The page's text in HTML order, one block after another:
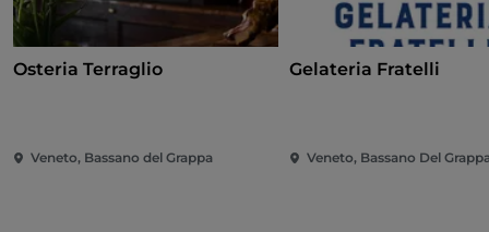
Osteria Terraglio
Veneto, Bassano del Grappa
Gelateria Fratelli
Veneto, Bassano Del